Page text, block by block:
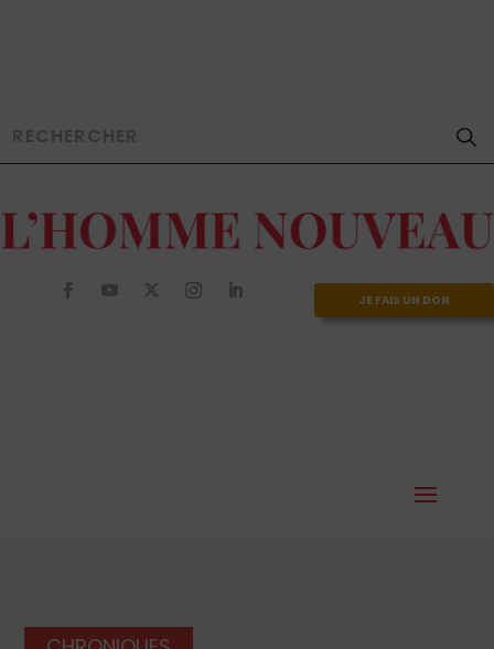
JE FAIS UN DON